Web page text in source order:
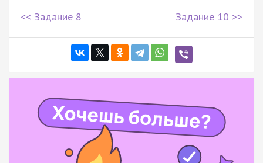
<< Задание 8 Задание 10 >>